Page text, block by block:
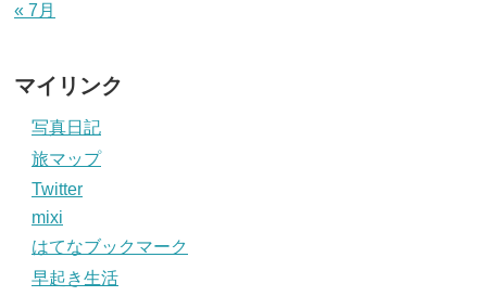
« 7月
マイリンク
写真日記
旅マップ
Twitter
mixi
はてなブックマーク
早起き生活